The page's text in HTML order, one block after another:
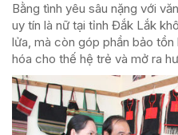
Bằng tình yêu sâu nặng với
uy tín là nữ tại tỉnh Đắk Lắk
lửa, mà còn góp phần bảo
hóa cho thế hệ trẻ và mở ra